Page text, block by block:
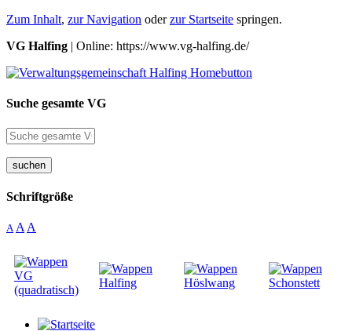
Zum Inhalt, zur Navigation oderzur Startseite springen.
VG Halfing | Online: https://www.vg-halfing.de/
Suche gesamte VG
suchen
Schriftgröße
A A A